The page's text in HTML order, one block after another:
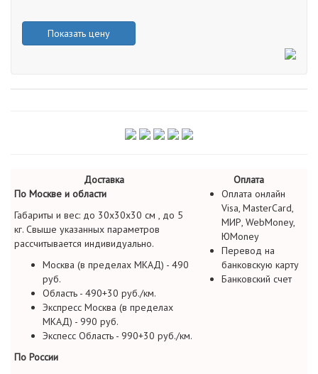
Показать цену
Доставка
Оплата
По Москве и области
Габариты и вес: до 30х30х30 см , до 5
кг. Свыше указанных параметров
рассчитывается индивидуально.
Москва (в пределах МКАД) - 490
руб.
Область - 490+30 руб./км.
Экспресс Москва (в пределах
МКАД) - 990 руб.
Экспесс Область - 990+30 руб./км.
По России
Оплата онлайн
Visa, MasterCard,
МИР, WebMoney,
ЮMoney
Перевод на
банковскую карту
Банковский счет